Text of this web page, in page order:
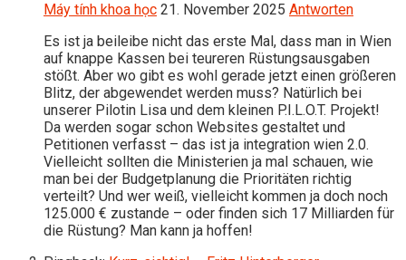
Máy tính khoa học 21. November 2025 Antworten
Es ist ja beileibe nicht das erste Mal, dass man in Wien
auf knappe Kassen bei teureren Rüstungsausgaben
stößt. Aber wo gibt es wohl gerade jetzt einen größeren
Blitz, der abgewendet werden muss? Natürlich bei
unserer Pilotin Lisa und dem kleinen P.I.L.O.T. Projekt!
Da werden sogar schon Websites gestaltet und
Petitionen verfasst – das ist ja integration wien 2.0.
Vielleicht sollten die Ministerien ja mal schauen, wie
man bei der Budgetplanung die Prioritäten richtig
verteilt? Und wer weiß, vielleicht kommen ja doch noch
125.000 € zustande – oder finden sich 17 Milliarden für
die Rüstung? Man kann ja hoffen!